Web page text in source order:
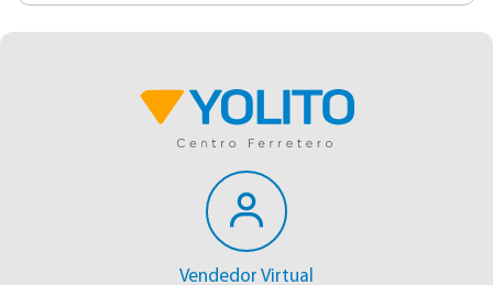
Vendedor Virtual